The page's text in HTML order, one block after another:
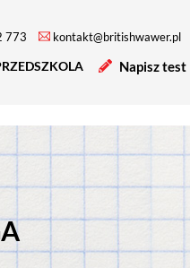
773 kontakt@britishwawer.pl
Napisz test